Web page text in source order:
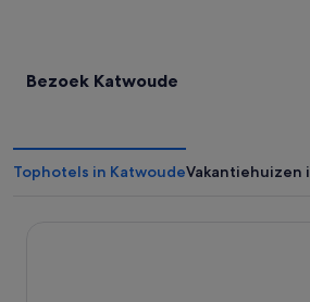
Bezoek Katwoude
Tophotels in KatwoudeVakantiehuizen